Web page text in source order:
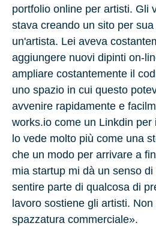
portfolio online per artisti. Gli
stava creando un sito per sua
un'artista. Lei aveva
aggiungere nuovi dipinti on-
ampliare costantemente il
uno spazio in cui questo
avvenire rapidamente e
works.io come un Linkdin per
lo vede molto più come una
che un modo per arrivare a
mia startup mi dà un senso
sentire parte di qualcosa di
lavoro sostiene gli artisti.
spazzatura commerciale».